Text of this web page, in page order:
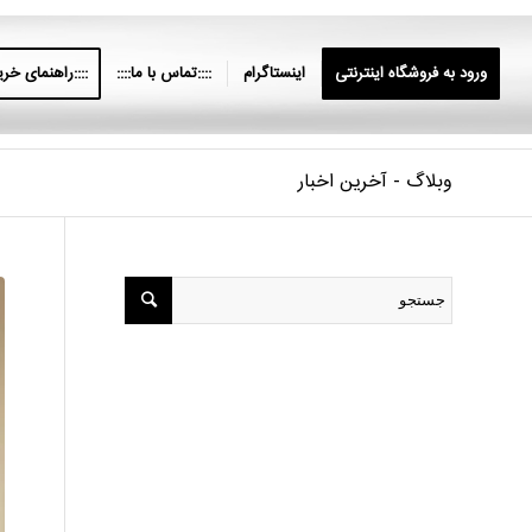
ورود به فروشگاه اینترنتی اینستاگرام ::::تماس با ما:::: ::::راهنمای
وبلاگ - آخرین اخبار